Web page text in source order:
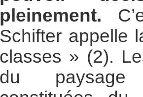
pleinement.
Schifter appelle
classes » (2).
du paysage